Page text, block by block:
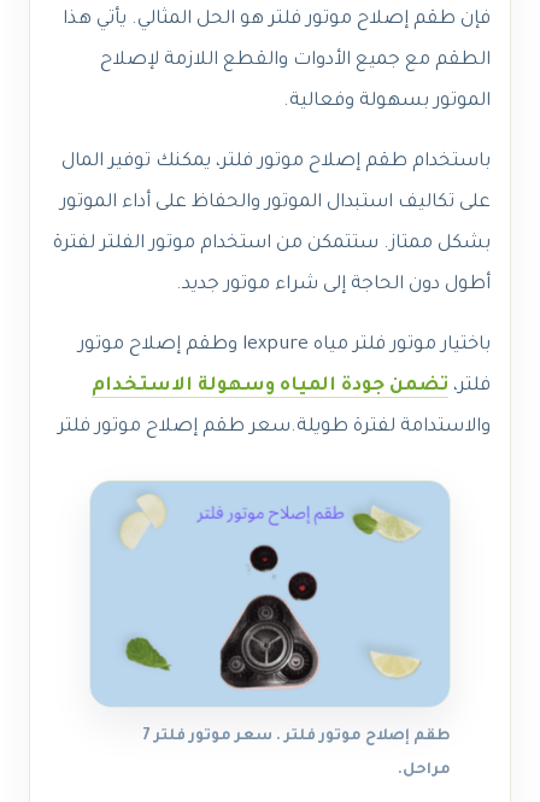
فإن طقم إصلاح موتور فلتر هو الحل المثالي. يأتي هذا
الطقم مع جميع الأدوات والقطع اللازمة لإصلاح
الموتور بسهولة وفعالية.
باستخدام طقم إصلاح موتور فلتر، يمكنك توفير المال
على تكاليف استبدال الموتور والحفاظ على أداء الموتور
بشكل ممتاز. ستتمكن من استخدام موتور الفلتر لفترة
أطول دون الحاجة إلى شراء موتور جديد.
باختيار موتور فلتر مياه lexpure وطقم إصلاح موتور
فلتر، تضمن جودة المياه وسهولة الاستخدام
والاستدامة لفترة طويلة.سعر طقم إصلاح موتور فلتر
طقم إصلاح موتور فلتر . سعر موتور فلتر 7
مراحل.